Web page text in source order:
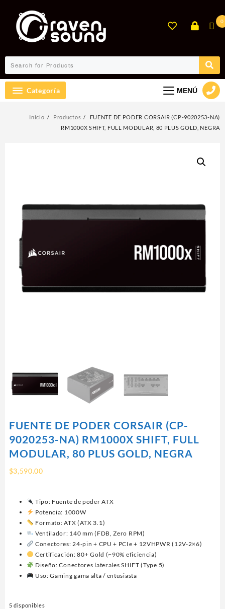
contenido
0
Categoría MENÚ
Inicio Productos
FUENTE DE PODER CORSAIR (CP-9020253-NA)
RM1000X SHIFT, FULL MODULAR, 80 PLUS GOLD, NEGRA
FUENTE DE PODER CORSAIR (CP-
9020253-NA) RM1000X SHIFT, FULL
MODULAR, 80 PLUS GOLD, NEGRA
$3,590.00
Tipo: Fuente de poder ATX
Potencia: 1000W
Formato: ATX (ATX 3.1)
Ventilador: 140 mm (FDB, Zero RPM)
Conectores: 24-pin + CPU + PCIe + 12VHPWR (12V-2×6)
Certificación: 80+ Gold (~90% eficiencia)
Diseño: Conectores laterales SHIFT (Type 5)
Uso: Gaming gama alta / entusiasta
5 disponibles